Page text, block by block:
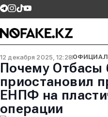
12 декабря 2025, 12:28
Почему Отбасы
приостановил
ЕНПФ на
операции